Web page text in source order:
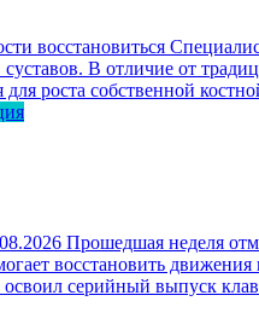
восстановиться
В отличие от
роста собственной
Прошедшая неделя
восстановить
серийный выпуск